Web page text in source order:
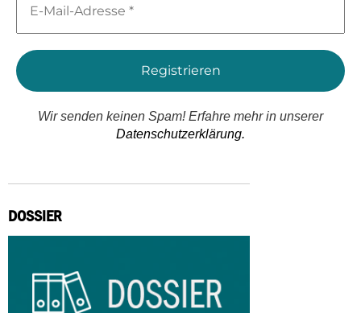
Mail-
*
Wir senden keinen Spam! Erfahre mehr in unserer
Datenschutzerklärung.
DOSSIER